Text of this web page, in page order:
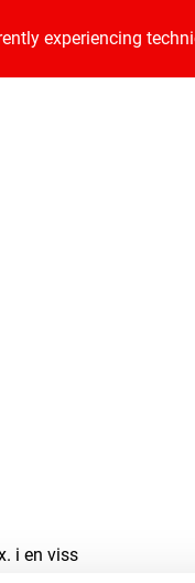
experiencing
i en viss